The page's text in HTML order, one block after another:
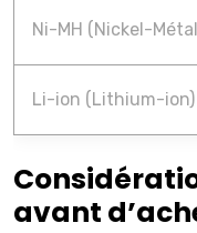
Ni-MH (Nickel-
Li-ion (Lithium-ion)
avant